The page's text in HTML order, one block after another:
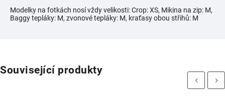
Modelky na fotkách nosí vždy velikosti:Crop: XS, Mikina na zip: M,
Baggy tepláky: M, zvonové tepláky: M, kraťasy obou střihů: M
Související produkty
Previous Next